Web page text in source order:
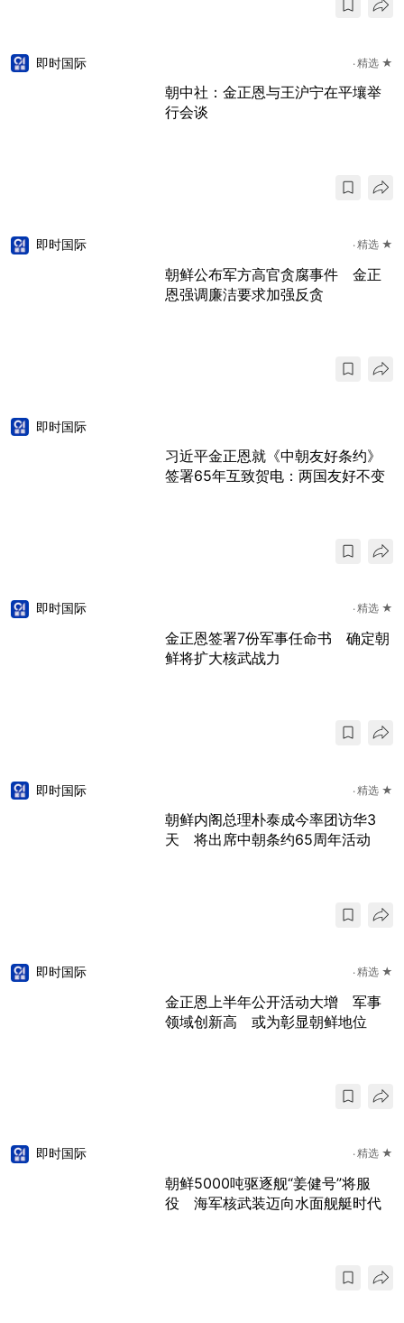
即时国际 精选 ★
朝中社：金正恩与王沪宁在平壤举
行会谈
即时国际 精选 ★
朝鲜公布军方高官贪腐事件 金正
恩强调廉洁要求加强反贪
即时国际
习近平金正恩就《中朝友好条约》
签署65年互致贺电：两国友好不变
即时国际 精选 ★
金正恩签署7份军事任命书 确定朝
鲜将扩大核武战力
即时国际 精选 ★
朝鲜内阁总理朴泰成今率团访华3
天 将出席中朝条约65周年活动
即时国际 精选 ★
金正恩上半年公开活动大增 军事
领域创新高 或为彰显朝鲜地位
即时国际 精选 ★
朝鲜5000吨驱逐舰“姜健号”将服
役 海军核武装迈向水面舰艇时代